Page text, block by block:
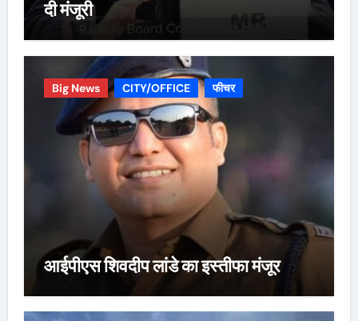
दी मंजूरी
Big News CITY/OFFICE फीचर
आईपीएस शिवदीप लांडे का इस्तीफा मंजूर